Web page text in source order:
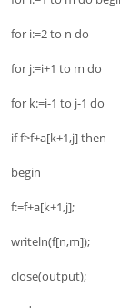
for i:=2 to n do
for j:=i+1 to m do
for k:=i-1 to j-1 do
if f>f+a[k+1,j] then
begin
f:=f+a[k+1,j];
writeln(f[n,m]);
close(output);